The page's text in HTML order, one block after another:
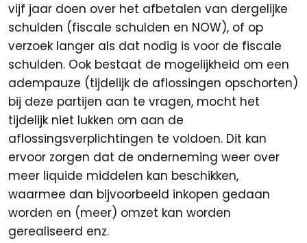
vijf jaar doen over het afbetalen van dergelijke
schulden (fiscale schulden en NOW), of op
verzoek langer als dat nodig is voor de fiscale
schulden. Ook bestaat de mogelijkheid om een
adempauze (tijdelijk de aflossingen opschorten)
bij deze partijen aan te vragen, mocht het
tijdelijk niet lukken om aan de
aflossingsverplichtingen te voldoen. Dit kan
ervoor zorgen dat de onderneming weer over
meer liquide middelen kan beschikken,
waarmee dan bijvoorbeeld inkopen gedaan
worden en (meer) omzet kan worden
gerealiseerd enz.